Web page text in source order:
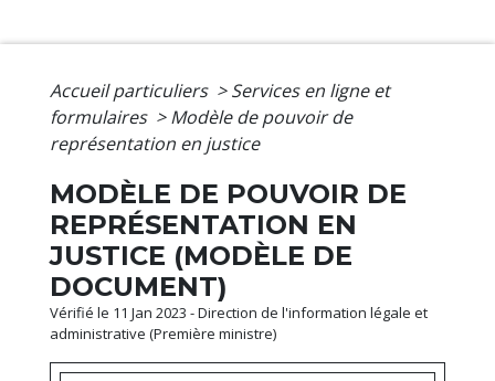
Accueil particuliers > Services en ligne et
formulaires > Modèle de pouvoir de
représentation en justice
MODÈLE DE POUVOIR DE
REPRÉSENTATION EN
JUSTICE (MODÈLE DE
DOCUMENT)
Vérifié le 11 Jan 2023 - Direction de l'information légale et
administrative (Première ministre)